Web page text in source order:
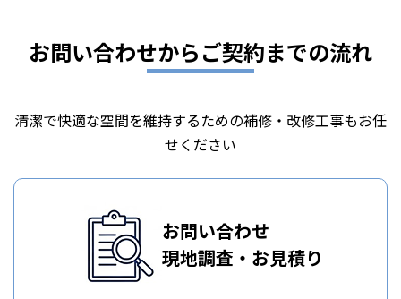
お問い合わせからご契約までの流れ
清潔で快適な空間を維持するための補修・改修工事もお任
せください
お問い合わせ
現地調査・お見積り